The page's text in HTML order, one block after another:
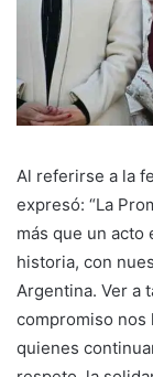
Al referirse a la
expresó: “La
más que un acto
historia, con
Argentina. Ver a
compromiso nos
quienes